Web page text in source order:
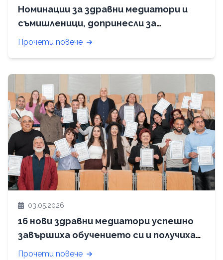
Номинации за здравни медиатори и
съмишленици, допринесли за
развитието на професията в периода
Прочети повече
03.05.2026
16 нови здравни медиатори успешно
завършиха обучението си и получиха
сертификати
Прочети повече